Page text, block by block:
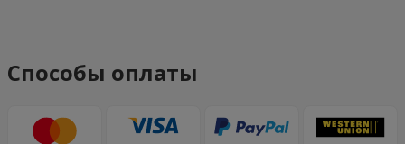
Способы оплаты